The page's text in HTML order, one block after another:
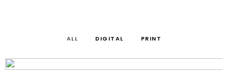
ALL DIGITAL PRINT